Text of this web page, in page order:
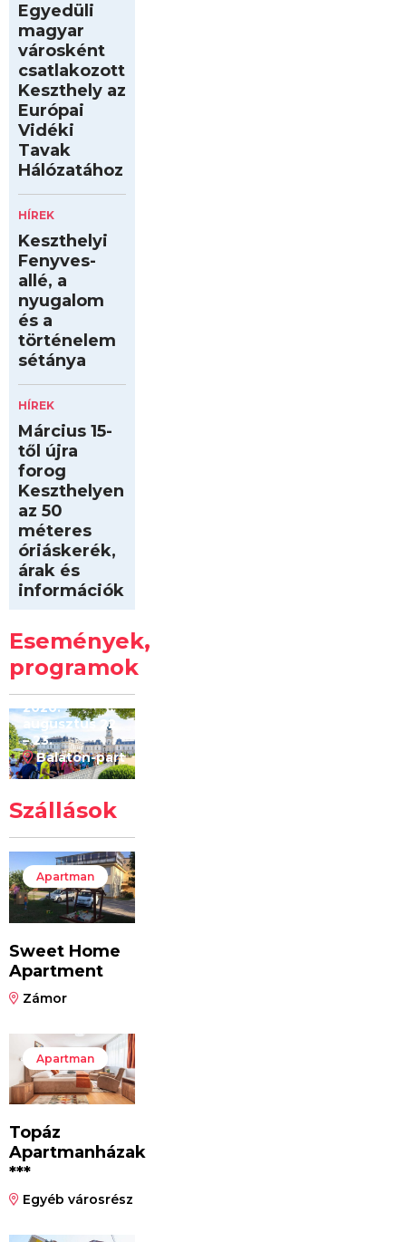
Egyedüli
magyar
városként
csatlakozott
Keszthely az
Európai
Vidéki
Tavak
Hálózatához
HÍREK
Keszthelyi
Fenyves-
allé, a
nyugalom
és a
történelem
sétánya
HÍREK
Március 15-
től újra
forog
Keszthelyen
az 50
méteres
óriáskerék,
árak és
információk
Események,
programok
Kilóméterek
2026
2026.
augusztus 22
– 23.
Balaton-part
Szállások
Apartman
Sweet Home
Apartment
Zámor
Apartman
Topáz
Apartmanházak
***
Egyéb városrész